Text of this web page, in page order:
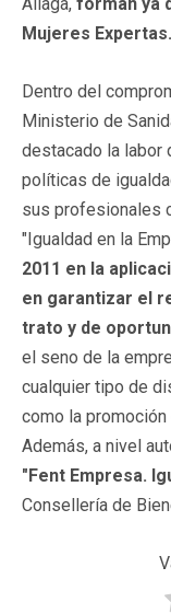
Mujeres Expertas.
Dentro del
Ministerio de
destacado la labor
políticas de
sus profesionales
"Igualdad en la
2011 en la
en garantizar el
trato y de
el seno de la
cualquier tipo de
como la
Además, a nivel
"Fent Empresa.
Consellería de